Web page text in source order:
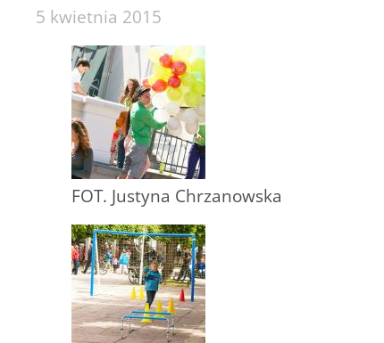
5 kwietnia 2015
FOT. Justyna Chrzanowska